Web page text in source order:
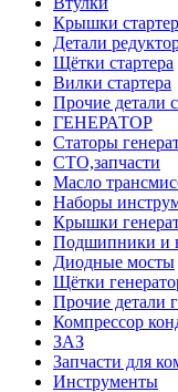
Крышки
Детали
Щётки стартера
Вилки стартера
Прочие детали
ГЕНЕРАТОР
Статоры
СТО,запчасти
Масло
Наборы
Крышки
Подшипники и
Диодные мосты
Щётки
Прочие детали
Компрессор
ЗАЗ
Запчасти для
Инструменты